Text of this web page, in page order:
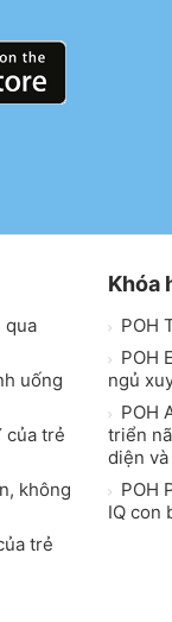
qua
uống
của trẻ
không
trẻ
Khóa
POH
POH
ngủ
POH
triển
diện
POH
IQ con